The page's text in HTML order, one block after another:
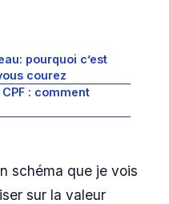
pourquoi c’est
courez
: comment
schéma que je vois
sur la valeur